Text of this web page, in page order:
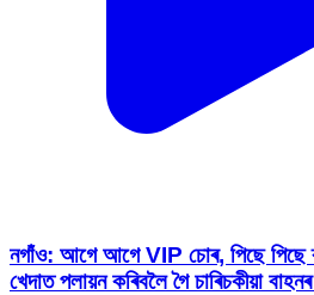
নগাঁও: আগে আগে VIP চোৰ, পিছে পিছে
খেদাত পলায়ন কৰিবলৈ গৈ চাৰিচকীয়া